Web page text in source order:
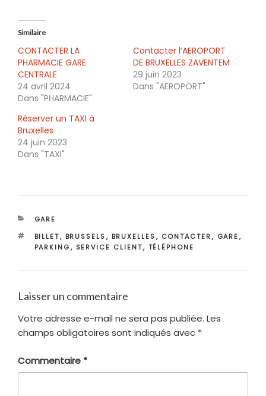
Similaire
CONTACTER LA
PHARMACIE GARE
CENTRALE
24 avril 2024
Dans "PHARMACIE"
Contacter l’AEROPORT
DE BRUXELLES ZAVENTEM
29 juin 2023
Dans "AEROPORT"
Réserver un TAXI à
Bruxelles
24 juin 2023
Dans "TAXI"
CATÉGORIES
GARE
ÉTIQUETTES
BILLET, BRUSSELS, BRUXELLES, CONTACTER, GARE,
PARKING, SERVICE CLIENT, TÉLÉPHONE
Laisser un commentaire
Votre adresse e-mail ne sera pas publiée. Les
champs obligatoires sont indiqués avec *
Commentaire *